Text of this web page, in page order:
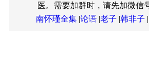
医。需要加群时，请先加微信
南怀瑾全集|论语|老子 |韩非子 |